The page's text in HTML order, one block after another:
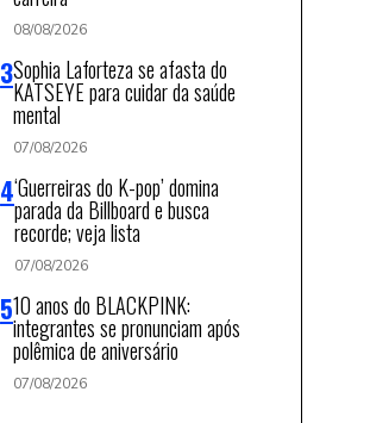
08/08/2026
Sophia Laforteza se afasta do
KATSEYE para cuidar da saúde
mental
07/08/2026
‘Guerreiras do K-pop’ domina
parada da Billboard e busca
recorde; veja lista
07/08/2026
10 anos do BLACKPINK:
integrantes se pronunciam após
polêmica de aniversário
07/08/2026